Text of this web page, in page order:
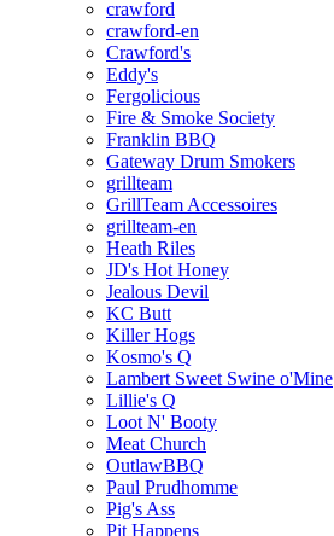
crawford
crawford-en
Crawford's
Eddy's
Fergolicious
Fire & Smoke Society
Franklin BBQ
Gateway Drum Smokers
grillteam
GrillTeam Accessoires
grillteam-en
Heath Riles
JD's Hot Honey
Jealous Devil
KC Butt
Killer Hogs
Kosmo's Q
Lambert Sweet Swine o'Mine
Lillie's Q
Loot N' Booty
Meat Church
OutlawBBQ
Paul Prudhomme
Pig's Ass
Pit Happens